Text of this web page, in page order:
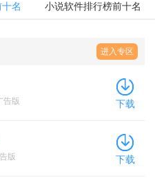
名 小说软件排行榜前十名
进入专区
告版 下载
版 下载